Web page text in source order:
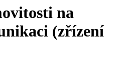
na
(zřízení